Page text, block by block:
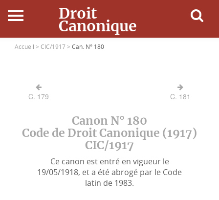
Droit
Canonique
Accueil
Ressources
Accueil > CIC/1917 > Can. N° 180
C. 179 C. 181
Canon N° 180
Code de Droit Canonique (1917)
CIC/1917
Ce canon est entré en vigueur le
19/05/1918, et a été abrogé par le Code
latin de 1983.